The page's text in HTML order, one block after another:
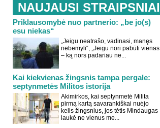
NAUJAUSI STRAIPSNIAI
Priklausomybė nuo partnerio: „be jo(s)
esu niekas“
„Jeigu neatrašo, vadinasi, manęs
nebemyli“, „Jeigu nori pabūti vienas
– ką nors padariau ne...
Kai kiekvienas žingsnis tampa pergale:
septynmetės Militos istorija
Akimirkos, kai septynmetė Milita
pirmą kartą savarankiškai nuėjo
kelis žingsnius, jos tėtis Mindaugas
laukė ne vienus me...